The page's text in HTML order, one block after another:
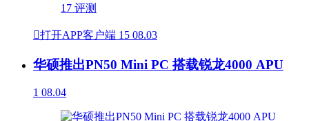
打开APP客户端 15 08.03
华硕推出PN50 Mini PC 搭载锐龙4000 APU
1 08.04